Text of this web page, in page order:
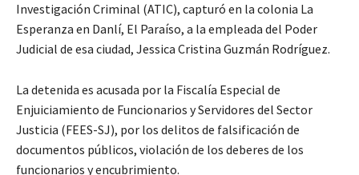
Investigación Criminal (ATIC), capturó en la colonia La
Esperanza en Danlí, El Paraíso, a la empleada del Poder
Judicial de esa ciudad, Jessica Cristina Guzmán Rodríguez.
La detenida es acusada por la Fiscalía Especial de
Enjuiciamiento de Funcionarios y Servidores del Sector
Justicia (FEES-SJ), por los delitos de falsificación de
documentos públicos, violación de los deberes de los
funcionarios y encubrimiento.